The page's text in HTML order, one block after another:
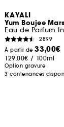
KAYALI
Yum Boujee
Eau de Parfum
2899
À partir de33,00€
129,00€ / 100ml
Option gravure
3 contenances